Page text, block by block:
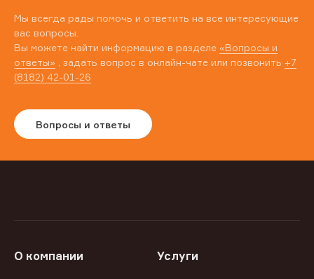
Мы всегда рады помочь и ответить на все интересующие
вас вопросы.
Вы можете найти информацию в разделе «Вопросы и
ответы» , задать вопрос в онлайн-чате или позвонить +7
(8182) 42-01-26
Вопросы и ответы
О компании Услуги